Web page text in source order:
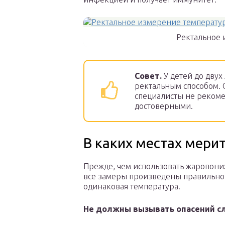
Совет. У детей до
ректальным способом.
специалисты не
достоверными.
В каких местах
Прежде, чем использовать
все замеры произведены
одинаковая температура.
Не должны вызывать опасений